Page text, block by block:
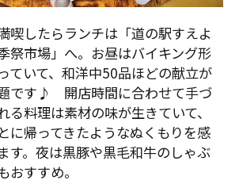
喫したらランチは「道の駅すえよ
祭市場」へ。お昼はバイキング形
ていて、和洋中50品ほどの献立が
です♪ 開店時間に合わせて手づ
る料理は素材の味が生きていて、
に帰ってきたようなぬくもりを感
す。夜は黒豚や黒毛和牛のしゃぶ
おすすめ。